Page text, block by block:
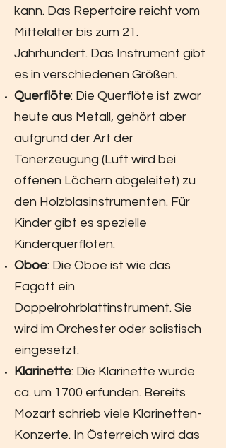
kann. Das Repertoire reicht vom
Mittelalter bis zum 21.
Jahrhundert. Das Instrument gibt
es in verschiedenen Größen.
Querflöte: Die Querflöte ist zwar
heute aus Metall, gehört aber
aufgrund der Art der
Tonerzeugung (Luft wird bei
offenen Löchern abgeleitet) zu
den Holzblasinstrumenten. Für
Kinder gibt es spezielle
Kinderquerflöten.
Oboe: Die Oboe ist wie das
Fagott ein
Doppelrohrblattinstrument. Sie
wird im Orchester oder solistisch
eingesetzt.
Klarinette: Die Klarinette wurde
ca. um 1700 erfunden. Bereits
Mozart schrieb viele Klarinetten-
Konzerte. In Österreich wird das